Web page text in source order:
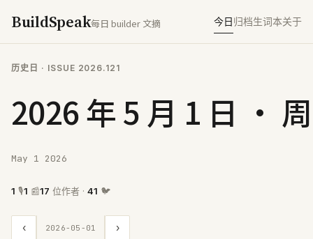
BuildSpeak每日 builder 文摘 今日归档生词本关于
历史日 · ISSUE 2026.121
2026 年 5 月 1 日 ·
May 1 2026
1 🎙1 📰17 位作者 · 41 🐦
‹ 2026-05-01 ›